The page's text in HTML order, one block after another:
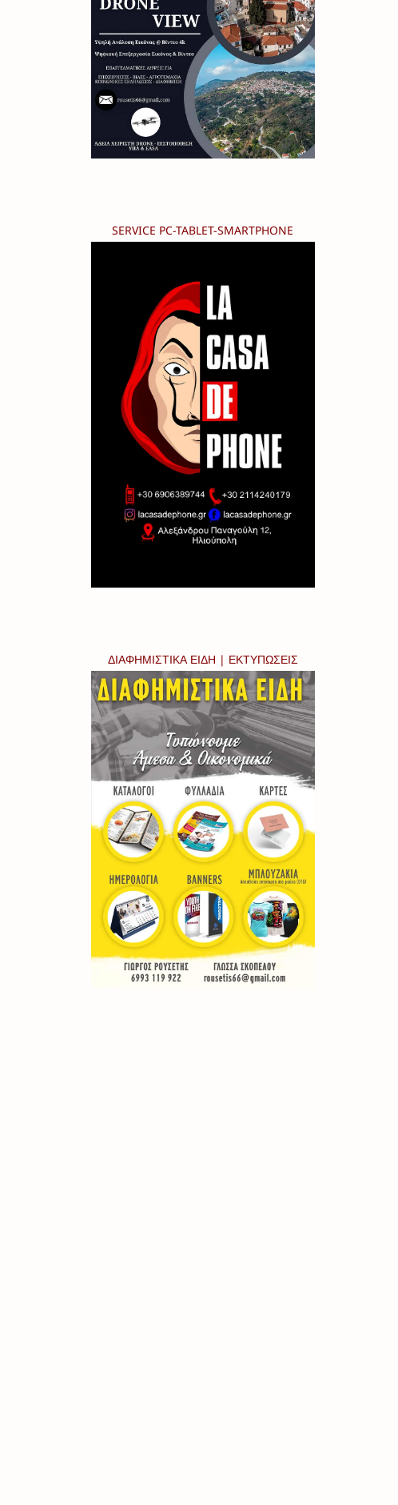
SERVICE PC-TABLET-SMARTPHONE
ΔΙΑΦΗΜΙΣΤΙΚΑ ΕΙΔΗ | ΕΚΤΥΠΩΣΕΙΣ